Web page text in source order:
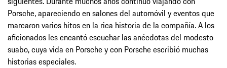
Porsche, apareciendo en salones del automóvil y eventos que
marcaron varios hitos en la rica historia de la compañía. A los
aficionados les encantó escuchar las anécdotas del modesto
suabo, cuya vida en Porsche y con Porsche escribió muchas
historias especiales.